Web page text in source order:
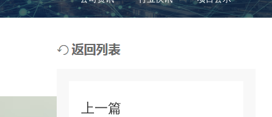
上一篇